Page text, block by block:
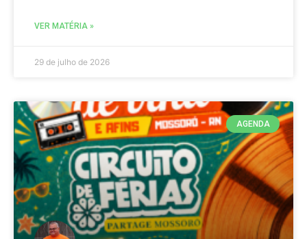
VER MATÉRIA »
29 de julho de 2026
AGENDA